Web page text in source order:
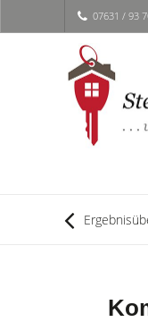
07631 / 93